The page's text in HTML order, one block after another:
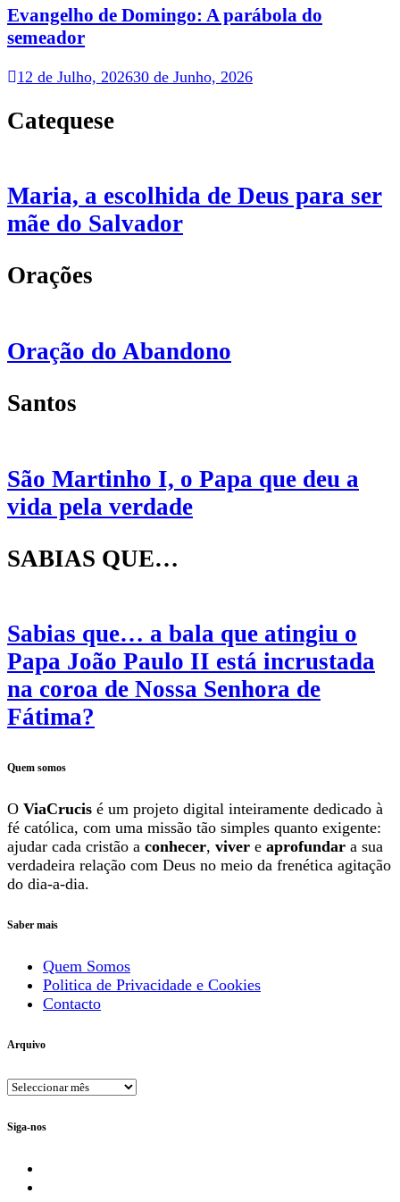
Evangelho de Domingo: A parábola do
semeador
12 de Julho, 202630 de Junho, 2026
Catequese
Maria, a escolhida de Deus para ser
mãe do Salvador
Orações
Oração do Abandono
Santos
São Martinho I, o Papa que deu a
vida pela verdade
SABIAS QUE…
Sabias que… a bala que atingiu o
Papa João Paulo II está incrustada
na coroa de Nossa Senhora de
Fátima?
Quem somos
O ViaCrucis é um projeto digital inteiramente dedicado à
fé católica, com uma missão tão simples quanto exigente:
ajudar cada cristão a conhecer, viver e aprofundar a sua
verdadeira relação com Deus no meio da frenética agitação
do dia-a-dia.
Saber mais
Quem Somos
Politica de Privacidade e Cookies
Contacto
Arquivo
Arquivo
Siga-nos